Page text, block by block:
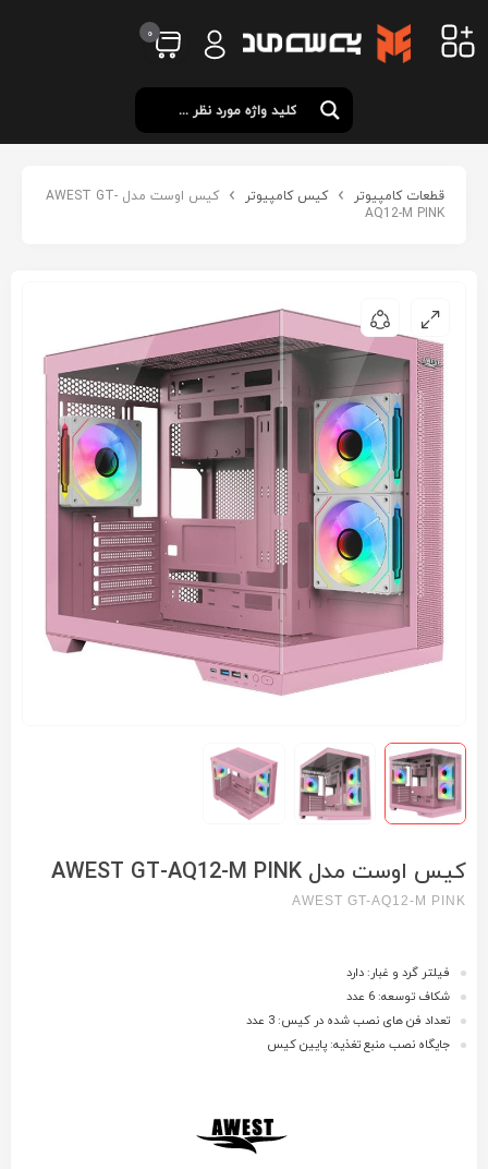
0
قطعات کامپیوتر کیس کامپیوتر
کیس اوست مدل AWEST GT-
AQ12-M PINK
کیس اوست مدل AWEST GT-AQ12-M PINK
AWEST GT-AQ12-M PINK
فیلتر گرد و غبار: دارد
شکاف توسعه: 6 عدد
تعداد فن های نصب شده در کیس: 3 عدد
جایگاه نصب منبع تغذیه: پایین کیس